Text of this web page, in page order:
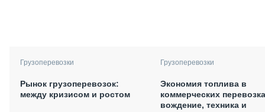
Грузоперевозки
Рынок грузоперевозок:
между кризисом и ростом
Грузоперевозки
Экономия топлива в
коммерческих
вождение, техника и